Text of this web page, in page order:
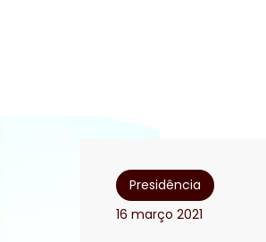
e
Presidência
16 março 2021